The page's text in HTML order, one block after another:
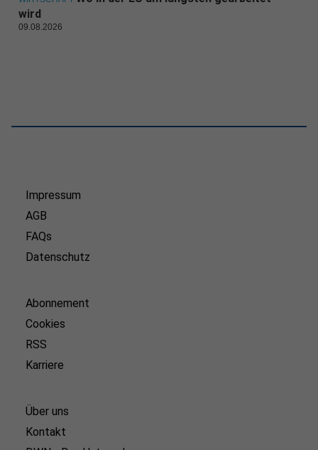
wird
09.08.2026
Impressum
AGB
FAQs
Datenschutz
Abonnement
Cookies
RSS
Karriere
Über uns
Kontakt